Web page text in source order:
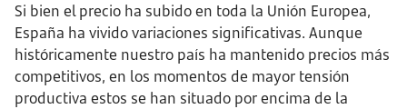
Si bien el precio ha subido en toda la Unión Europea,
España ha vivido variaciones significativas. Aunque
históricamente nuestro país ha mantenido precios más
competitivos, en los momentos de mayor tensión
productiva estos se han situado por encima de la